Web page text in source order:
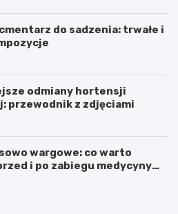
do sadzenia: trwałe i
odmiany hortensji
przewodnik z zdjęciami
wargowe: co warto
i po zabiegu medycyny